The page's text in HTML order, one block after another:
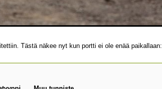
Tästä näkee nyt kun portti ei ole enää paikallaan: